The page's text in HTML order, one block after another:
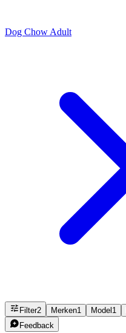
Dog Chow Adult
Filter2 Merken1 Model 1
Feedback